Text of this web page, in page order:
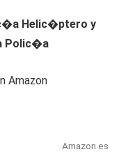
Helic�ptero y
Polic�a
Amazon
Amazon.es